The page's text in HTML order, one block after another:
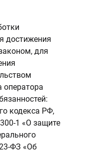
достижения
для
оператора
кодекса РФ,
1 «О защите
ФЗ «Об